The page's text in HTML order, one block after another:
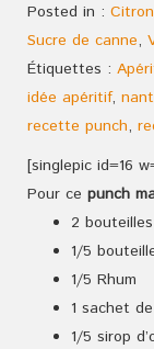
Posted in : Citron
Sucre de canne,
Étiquettes :
idée apéritif,
recette punch,
[singlepic id=16
Pour ce punch
2
1/5
1/5 Rhum
1 sachet
1/5 sirop